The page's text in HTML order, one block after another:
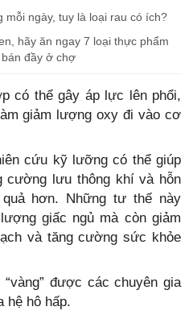
mỗi ngày, tuy là loại rau có ích?
hãy ăn ngay 7 loại thực phẩm
đầy ở chợ
có thể gây áp lực lên phổi,
giảm lượng oxy đi vào cơ
cứu kỹ lưỡng có thể giúp
cường lưu thông khí và hỗn
hơn. Những tư thế này
giấc ngủ mà còn giảm
và tăng cường sức khỏe
được các chuyên gia
hệ hô hấp.